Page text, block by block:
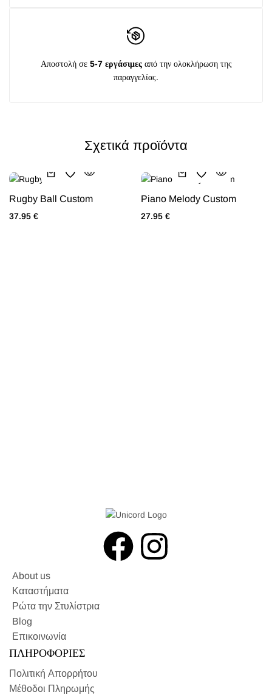
Αποστολή σε 5-7 εργάσιμες από την ολοκλήρωση της
παραγγελίας.
Σχετικά προϊόντα
Rugby Ball Custom
37.95 €
Piano Melody Custom
27.95 €
About us
Καταστήματα
Ρώτα την Στυλίστρια
Blog
Επικοινωνία
ΠΛΗΡΟΦΟΡΙΕΣ
Πολιτική Απορρήτου
Μέθοδοι Πληρωμής